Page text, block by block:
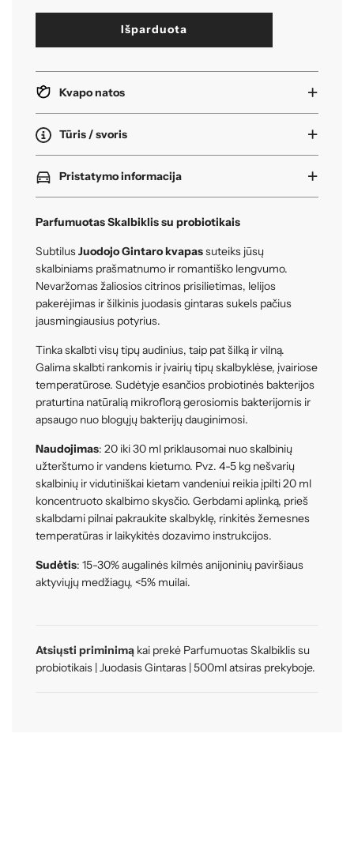
k
u
n
s
i
.
Išparduota
Kvapo natos
Tūris / svoris
Pristatymo informacija
Parfumuotas Skalbiklis su probiotikais
SubtilusJuodojo Gintarokvapassuteiks jūsų
skalbiniams prašmatnumo ir romantiško lengvumo.
Nevaržomas žaliosios citrinos prisilietimas, lelijos
pakerėjimas ir šilkinis juodasis gintaras sukels pačius
jausmingiausius potyrius.
Tinka skalbti visų tipų audinius, taip pat šilką ir vilną.
Galima skalbti rankomis ir įvairių tipų skalbyklėse, įvairiose
temperatūrose. Sudėtyje esančios probiotinės bakterijos
praturtina natūralią mikroflorą gerosiomis bakterijomis ir
apsaugo nuo blogųjų bakterijų dauginimosi.
Naudojimas: 20 iki 30 ml priklausomai nuo skalbinių
užterštumo ir vandens kietumo. Pvz. 4-5 kg nešvarių
skalbinių ir vidutiniškai kietam vandeniui reikia įpilti 20 ml
koncentruoto skalbimo skysčio. Gerbdami aplinką, prieš
skalbdami pilnai pakraukite skalbyklę, rinkitės žemesnes
temperatūras ir laikykitės dozavimo instrukcijos.
Sudėtis: 15-30% augalinės kilmės anijoninių paviršiaus
aktyviųjų medžiagų, <5% muilai.
Atsiųsti priminimą kai prekė Parfumuotas Skalbiklis su
probiotikais | Juodasis Gintaras | 500ml atsiras prekyboje.